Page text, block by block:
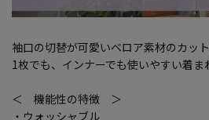
袖口の切替が可愛いベロア素材のカット
1枚でも、インナーでも使いやすい着ま
＜ 機能性の特徴 ＞
・ウォッシャブル